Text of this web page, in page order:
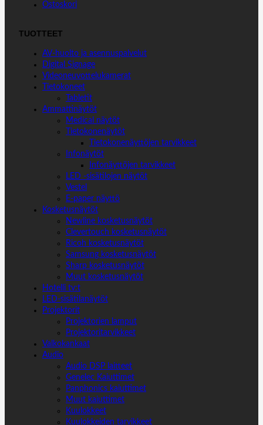
Ostoskori
TUOTTEET
AV-huolto ja asennuspalvelut
Digital Signage
Videoneuvottelukamerat
Tietokoneet
Tabletit
Ammattinäytöt
Medical näytöt
Tietokonenäytöt
Tietokonenäyttöjen tarvikkeet
Infonäytöt
Infonäyttöjen tarvikkeet
LED -sisätilojen näytöt
Vestel
E-paper näyttö
Kosketusnäytöt
Newline kosketusnäytöt
Clevertouch kosketusnäytöt
Ricoh kosketusnäytöt
Samsung kosketusnäytöt
Sharp kosketusnäytöt
Muut kosketusnäytöt
Hotelli tv:t
LED-sisätilanäytöt
Projektorit
Projektorien lamput
Projektoritarvikkeet
Valkokankaat
Audio
Audio DSP laitteet
Genelec Kaiuttimet
Panphonics kaiuttimet
Muut kaiuttimet
Kuulokkeet
Kuulokkeiden tarvikkeet